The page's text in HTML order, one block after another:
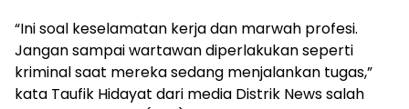
“Ini soal keselamatan kerja dan marwah profesi.
Jangan sampai wartawan diperlakukan seperti
kriminal saat mereka sedang menjalankan tugas,”
kata Taufik Hidayat dari media Distrik News salah